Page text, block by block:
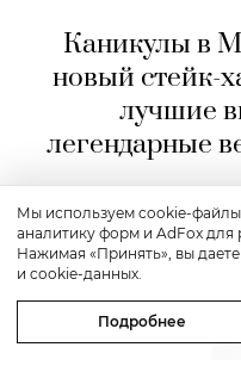
Каникулы в
новый стейк-
Мы используем cookie-
аналитику форм и AdFox для
Нажимая «Принять», вы
и cookie-данных.
Подробнее